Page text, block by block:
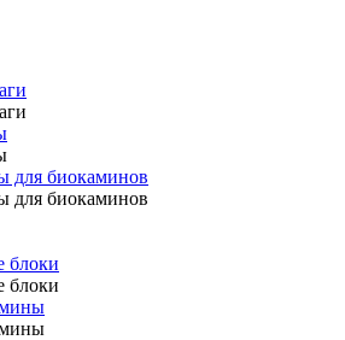
для биокаминов
для биокаминов
блоки
блоки